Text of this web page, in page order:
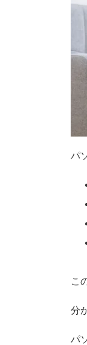
パ
こ
分
パ